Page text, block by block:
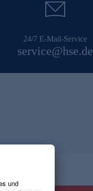
24/7 E-Mail-Service
service@hse.de